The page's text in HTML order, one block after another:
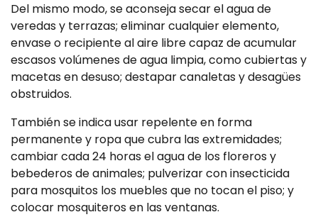
Del mismo modo, se aconseja secar el agua de
veredas y terrazas; eliminar cualquier elemento,
envase o recipiente al aire libre capaz de acumular
escasos volúmenes de agua limpia, como cubiertas y
macetas en desuso; destapar canaletas y desagües
obstruidos.
También se indica usar repelente en forma
permanente y ropa que cubra las extremidades;
cambiar cada 24 horas el agua de los floreros y
bebederos de animales; pulverizar con insecticida
para mosquitos los muebles que no tocan el piso; y
colocar mosquiteros en las ventanas.